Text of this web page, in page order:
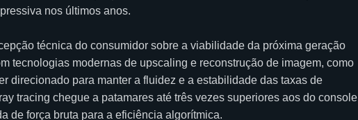
nos últimos anos.
técnica do consumidor sobre a viabilidade da próxima geração
tecnologias modernas de upscaling e reconstrução de imagem, como
direcionado para manter a fluidez e a estabilidade das taxas de
tracing chegue a patamares até três vezes superiores aos do console
de força bruta para a eficiência algorítmica.